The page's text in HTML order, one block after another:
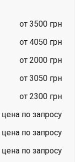
от 3500 грн
от 4050 грн
от 2000 грн
от 3050 грн
от 2300 грн
цена по запросу
цена по запросу
цена по запросу